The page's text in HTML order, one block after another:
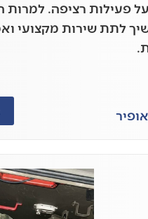
פעילות רציפה. למרות
לתת שירות מקצועי
אופיר